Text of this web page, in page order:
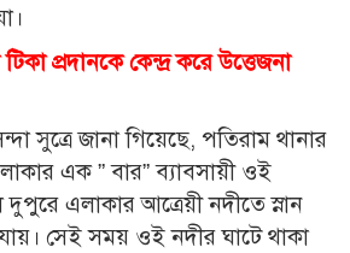
প্রদানকে কেন্দ্র করে উত্তেজনা
সুত্রে জানা গিয়েছে, পতিরাম থানার
এক ” বার” ব্যাবসায়ী ওই
এলাকার আত্রেয়ী নদীতে স্নান
সেই সময় ওই নদীর ঘাটে থাকা